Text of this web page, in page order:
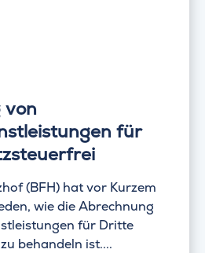
von
für
(BFH) hat vor Kurzem
wie die Abrechnung
für Dritte
behandeln ist....